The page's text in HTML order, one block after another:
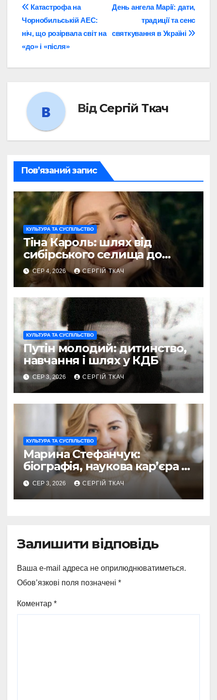
Навігація
записів
День ангела Марії: дати,
традиції та сенс
святкування в Україні
Катастрофа на
Чорнобильській АЕС:
ніч, що розірвала світ на
«до» і «після»
Від Сергій Ткач
Пов’язаний запис
КУЛЬТУРА ТА СУСПІЛЬСТВО
Тіна Кароль: шлях від
сибірського селища до
голосу України
СЕР 4, 2026 СЕРГІЙ ТКАЧ
КУЛЬТУРА ТА СУСПІЛЬСТВО
Путін молодий: дитинство,
навчання і шлях у КДБ
СЕР 3, 2026 СЕРГІЙ ТКАЧ
КУЛЬТУРА ТА СУСПІЛЬСТВО
Марина Стефанчук:
біографія, наукова кар’єра та
сім’я
СЕР 3, 2026 СЕРГІЙ ТКАЧ
Залишити відповідь
Ваша e-mail адреса не оприлюднюватиметься.
Обов’язкові поля позначені *
Коментар *